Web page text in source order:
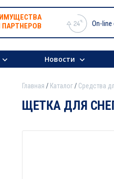
ПАРТНЕРОВ
On-
Новости
Главная Каталог Средства
ЩЕТКА ДЛЯ